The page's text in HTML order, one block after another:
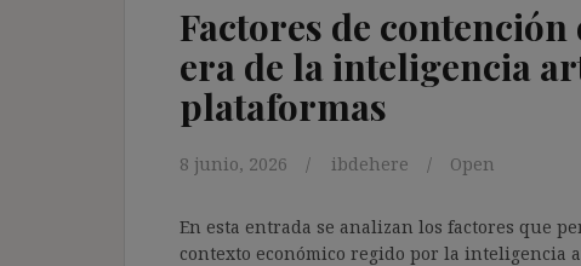
Factores de
era de la inteligencia
plataformas
8 junio, 2026 ibdehere Open
En esta entrada se analizan los factores que
contexto económico regido por la inteligencia